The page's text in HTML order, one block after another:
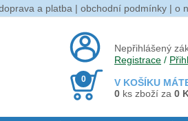
a platba | obchodní podmínky | o
Nepřihlášený
Registrace /
V KOŠÍKU
0
0 ks zboží za 0